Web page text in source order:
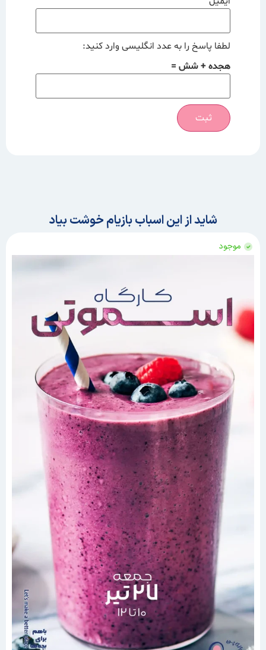
لطفا پاسخ را به عدد انگلیسی وارد کنید:
هجده + شش =
شاید از این اسباب بازیام خوشت بیاد
موجود